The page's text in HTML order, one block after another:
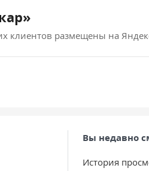
клиентов размещены на
Вы недавно
История